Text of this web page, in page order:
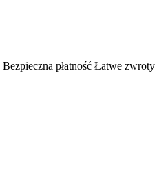
Bezpieczna płatność Łatwe zwroty